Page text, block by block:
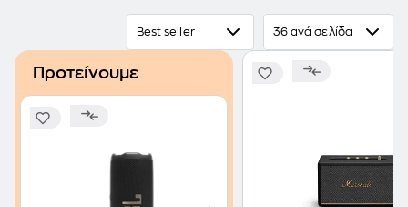
Best seller 36 ανά σελίδα
Προτείνουμε